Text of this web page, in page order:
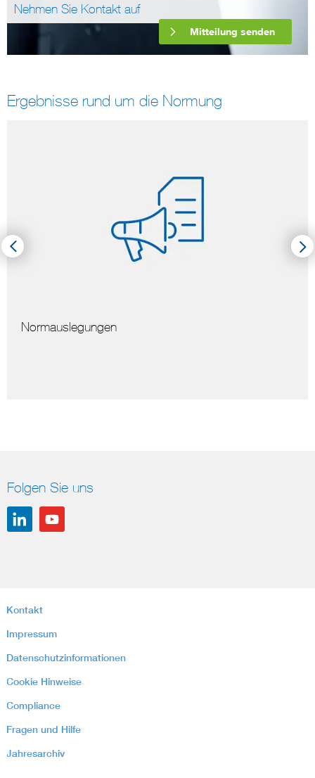
Nehmen Sie Kontakt auf
Mitteilung senden
Ergebnisse rund um die Normung
Hinweise zur Vervielfältigung von Normen
Folgen Sie uns
Kontakt
Impressum
Datenschutzinformationen
Cookie Hinweise
Compliance
Fragen und Hilfe
Jahresarchiv